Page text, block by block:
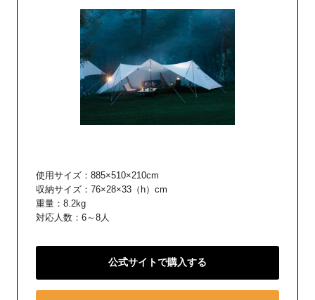
使用サイズ：885×510×210cm
収納サイズ：76×28×33（h）cm
重量：8.2kg
対応人数：6～8人
公式サイトで購入する